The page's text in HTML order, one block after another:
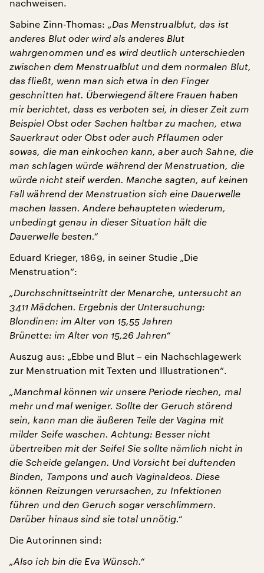
nachweisen.
Sabine Zinn-Thomas: „Das Menstrualblut, das ist
anderes Blut oder wird als anderes Blut
wahrgenommen und es wird deutlich unterschieden
zwischen dem Menstrualblut und dem normalen Blut,
das fließt, wenn man sich etwa in den Finger
geschnitten hat. Überwiegend ältere Frauen haben
mir berichtet, dass es verboten sei, in dieser Zeit zum
Beispiel Obst oder Sachen haltbar zu machen, etwa
Sauerkraut oder Obst oder auch Pflaumen oder
sowas, die man einkochen kann, aber auch Sahne, die
man schlagen würde während der Menstruation, die
würde nicht steif werden. Manche sagten, auf keinen
Fall während der Menstruation sich eine Dauerwelle
machen lassen. Andere behaupteten wiederum,
unbedingt genau in dieser Situation hält die
Dauerwelle besten.“
Eduard Krieger, 1869, in seiner Studie „Die
Menstruation“:
„Durchschnittseintritt der Menarche, untersucht an
3411 Mädchen. Ergebnis der Untersuchung:
Blondinen: im Alter von 15,55 Jahren
Brünette: im Alter von 15,26 Jahren“
Auszug aus: „Ebbe und Blut – ein Nachschlagewerk
zur Menstruation mit Texten und Illustrationen“.
„Manchmal können wir unsere Periode riechen, mal
mehr und mal weniger. Sollte der Geruch störend
sein, kann man die äußeren Teile der Vagina mit
milder Seife waschen. Achtung: Besser nicht
übertreiben mit der Seife! Sie sollte nämlich nicht in
die Scheide gelangen. Und Vorsicht bei duftenden
Binden, Tampons und auch Vaginaldeos. Diese
können Reizungen verursachen, zu Infektionen
führen und den Geruch sogar verschlimmern.
Darüber hinaus sind sie total unnötig.“
Die Autorinnen sind:
„Also ich bin die Eva Wünsch.“